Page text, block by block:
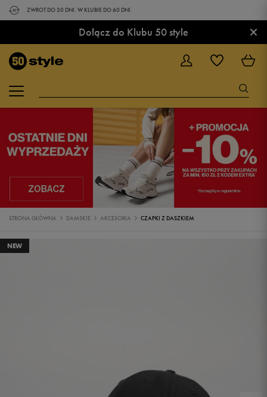
ZWROT DO 30 DNI. W KLUBIE DO 60 DNI.
Dołącz do Klubu 50 style ×
STRONA GŁÓWNA DAMSKIE AKCESORIA CZAPKI Z DASZKIEM
NEW